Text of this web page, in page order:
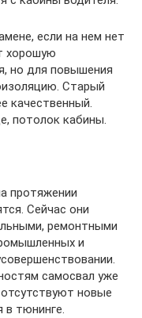
если на нем нет
хорошую
но для повышения
Старый
качественный.
потолок кабины.
протяжении
Сейчас они
ремонтными
и
самосвал уже
новые
тюнинге.